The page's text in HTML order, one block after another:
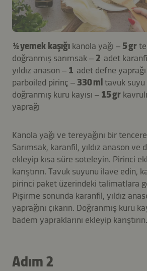
½ yemek kaşığı kanola yağı – 5 gr
doğranmış sarımsak – 2 adet
yıldız anason – 1 adet defne
parboiled pirinç – 330 mltavuk suyu
doğranmış kuru kayısı – 15 gr
yaprağı
Kanola yağı ve tereyağını bir
Sarımsak, karanfil, yıldız anason ve
ekleyip kısa süre soteleyin. Pirinci
karıştırın. Tavuk suyunu ilave edin,
pirinci paket üzerindeki talimatlara
Pişirme sonunda karanfil, yıldız
yaprağını çıkarın. Doğranmış kuru
badem yapraklarını ekleyip karıştırın.
Adım 2